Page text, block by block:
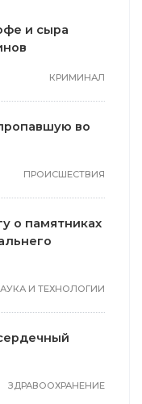
и сыра
КРИМИНАЛ
во
ПРОИСШЕСТВИЯ
о памятниках
И ТЕХНОЛОГИИ
ЗДРАВООХРАНЕНИЕ